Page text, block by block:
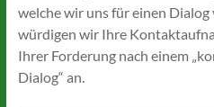
welche wir uns für einen
würdigen wir Ihre
Ihrer Forderung nach einem
Dialog“ an.